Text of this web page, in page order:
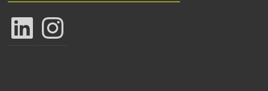
LinkedIn Instagram